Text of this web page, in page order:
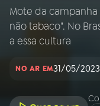
01INÍCIO
02A RÁDIO
Mote da
não tabaco". No
a essa cultura
NO AR EM31/05/